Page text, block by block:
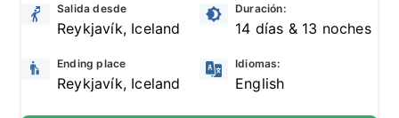
Salida desde
Reykjavík, Iceland
Duración:
14 días & 13 noches
Ending place
Reykjavík, Iceland
Idiomas:
English